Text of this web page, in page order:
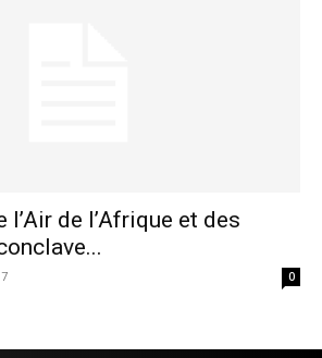
l’Air de l’Afrique et des
0